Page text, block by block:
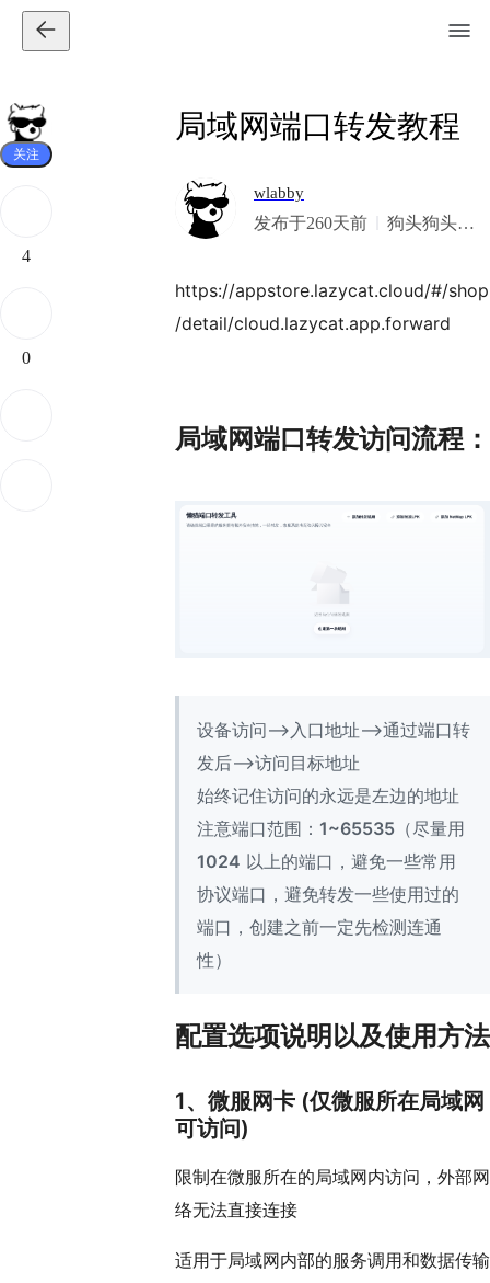
关注
4
0
局域网端口转发教程
wlabby
发布于260天前
狗头狗头，
https://appstore.lazycat.cloud/#/shop
/detail/cloud.lazycat.app.forward
局域网端口转发访问流程：
设备访问——>入口地址——>通过端口转
发后——>访问目标地址
始终记住访问的永远是左边的地址
注意端口范围： 1~65535 （尽量用
1024 以上的端口，避免一些常用
协议端口，避免转发一些使用过的
端口，创建之前一定先检测连通
性）
配置选项说明以及使用方法
1、微服网卡 (仅微服所在局域网
可访问)
限制在微服所在的局域网内访问，外部网
络无法直接连接
适用于局域网内部的服务调用和数据传输